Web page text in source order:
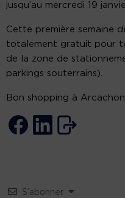
jusqu’au mercredi 19
Cette première semaine
totalement gratuit pour
de la zone de
parkings souterrains).
Bon shopping à
S’abonner